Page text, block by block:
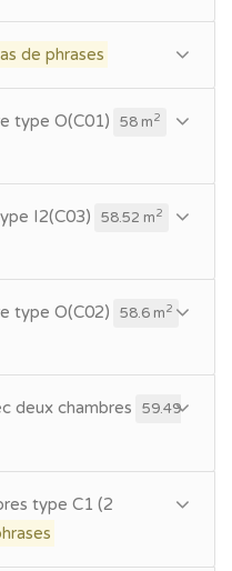
de phrases
type O(C01) 58 m2
I2(C03) 58.52 m2
type O(C02) 58.6 m2
deux chambres
59.49
type C1 (2